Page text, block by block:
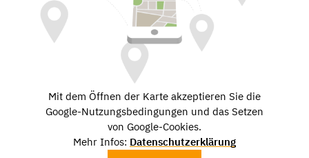
Mit dem Öffnen der Karte akzeptieren Sie die
Google-Nutzungsbedingungen und das Setzen
von Google-Cookies.
Mehr Infos: Datenschutzerklärung